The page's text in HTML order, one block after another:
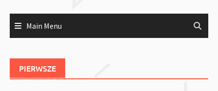
Main Menu
PIERWSZE